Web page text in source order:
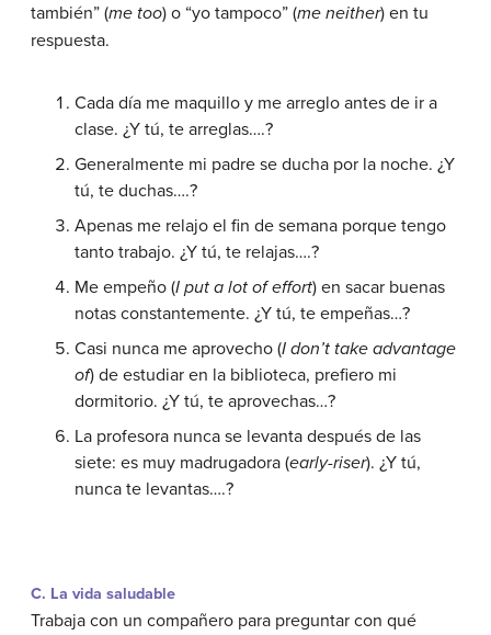
también” (me too) o “yo tampoco” (me neither) en tu
respuesta.
Cada día me maquillo y me arreglo antes de ir a
clase. ¿Y tú, te arreglas….?
Generalmente mi padre se ducha por la noche. ¿Y
tú, te duchas….?
Apenas me relajo el fin de semana porque tengo
tanto trabajo. ¿Y tú, te relajas….?
Me empeño (I put a lot of effort) en sacar buenas
notas constantemente. ¿Y tú, te empeñas…?
Casi nunca me aprovecho (I don’t take advantage
of) de estudiar en la biblioteca, prefiero mi
dormitorio. ¿Y tú, te aprovechas…?
La profesora nunca se levanta después de las
siete: es muy madrugadora (early-riser). ¿Y tú,
nunca te levantas….?
C. La vida saludable
Trabaja con un compañero para preguntar con qué